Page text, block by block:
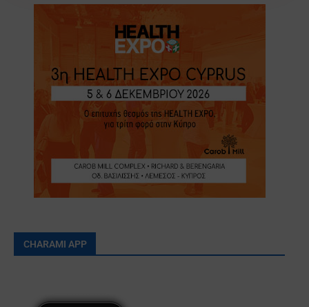
CHARAMI APP